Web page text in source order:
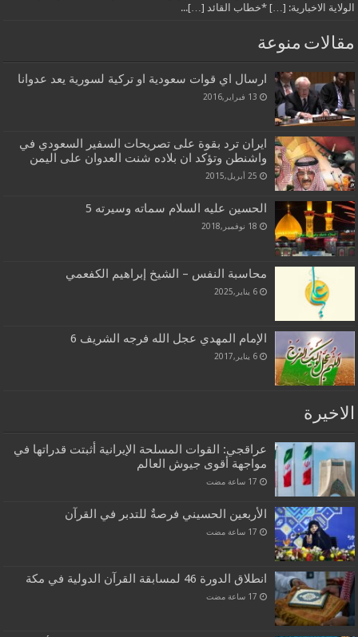
الولاية الاخبارية: […] *خطاب القائد […]...
مقالات منوعة
ارسال اي قوات سعودية او تركية لسورية يعد عدوانا
13 فبراير,2016
ايران ترد بقوة على تصريحات السفير السعودي في
واشنطن وتؤكد ان بلاده شنت العدوان على اليمن
25 أبريل,2015
الحسين عليه السلام سماته وسيرته 5
18 نوفمبر,2018
محاسبة النفس – الشيخ إبراهيم الكفعمي
6 يناير,2025
الإمام المهدي عجل الله فرجه الشريف 6
6 يناير,2017
الاخيرة
عراقجي: القوات المسلحة الإيرانية أثبتت قدراتها في
مواجهة أقوى جيوش العالم
الأربعين الحسيني فرصةٌ للتدبر في القرآن
انطلاق الدورة 46 لمسابقة القرآن الدولية في مكة